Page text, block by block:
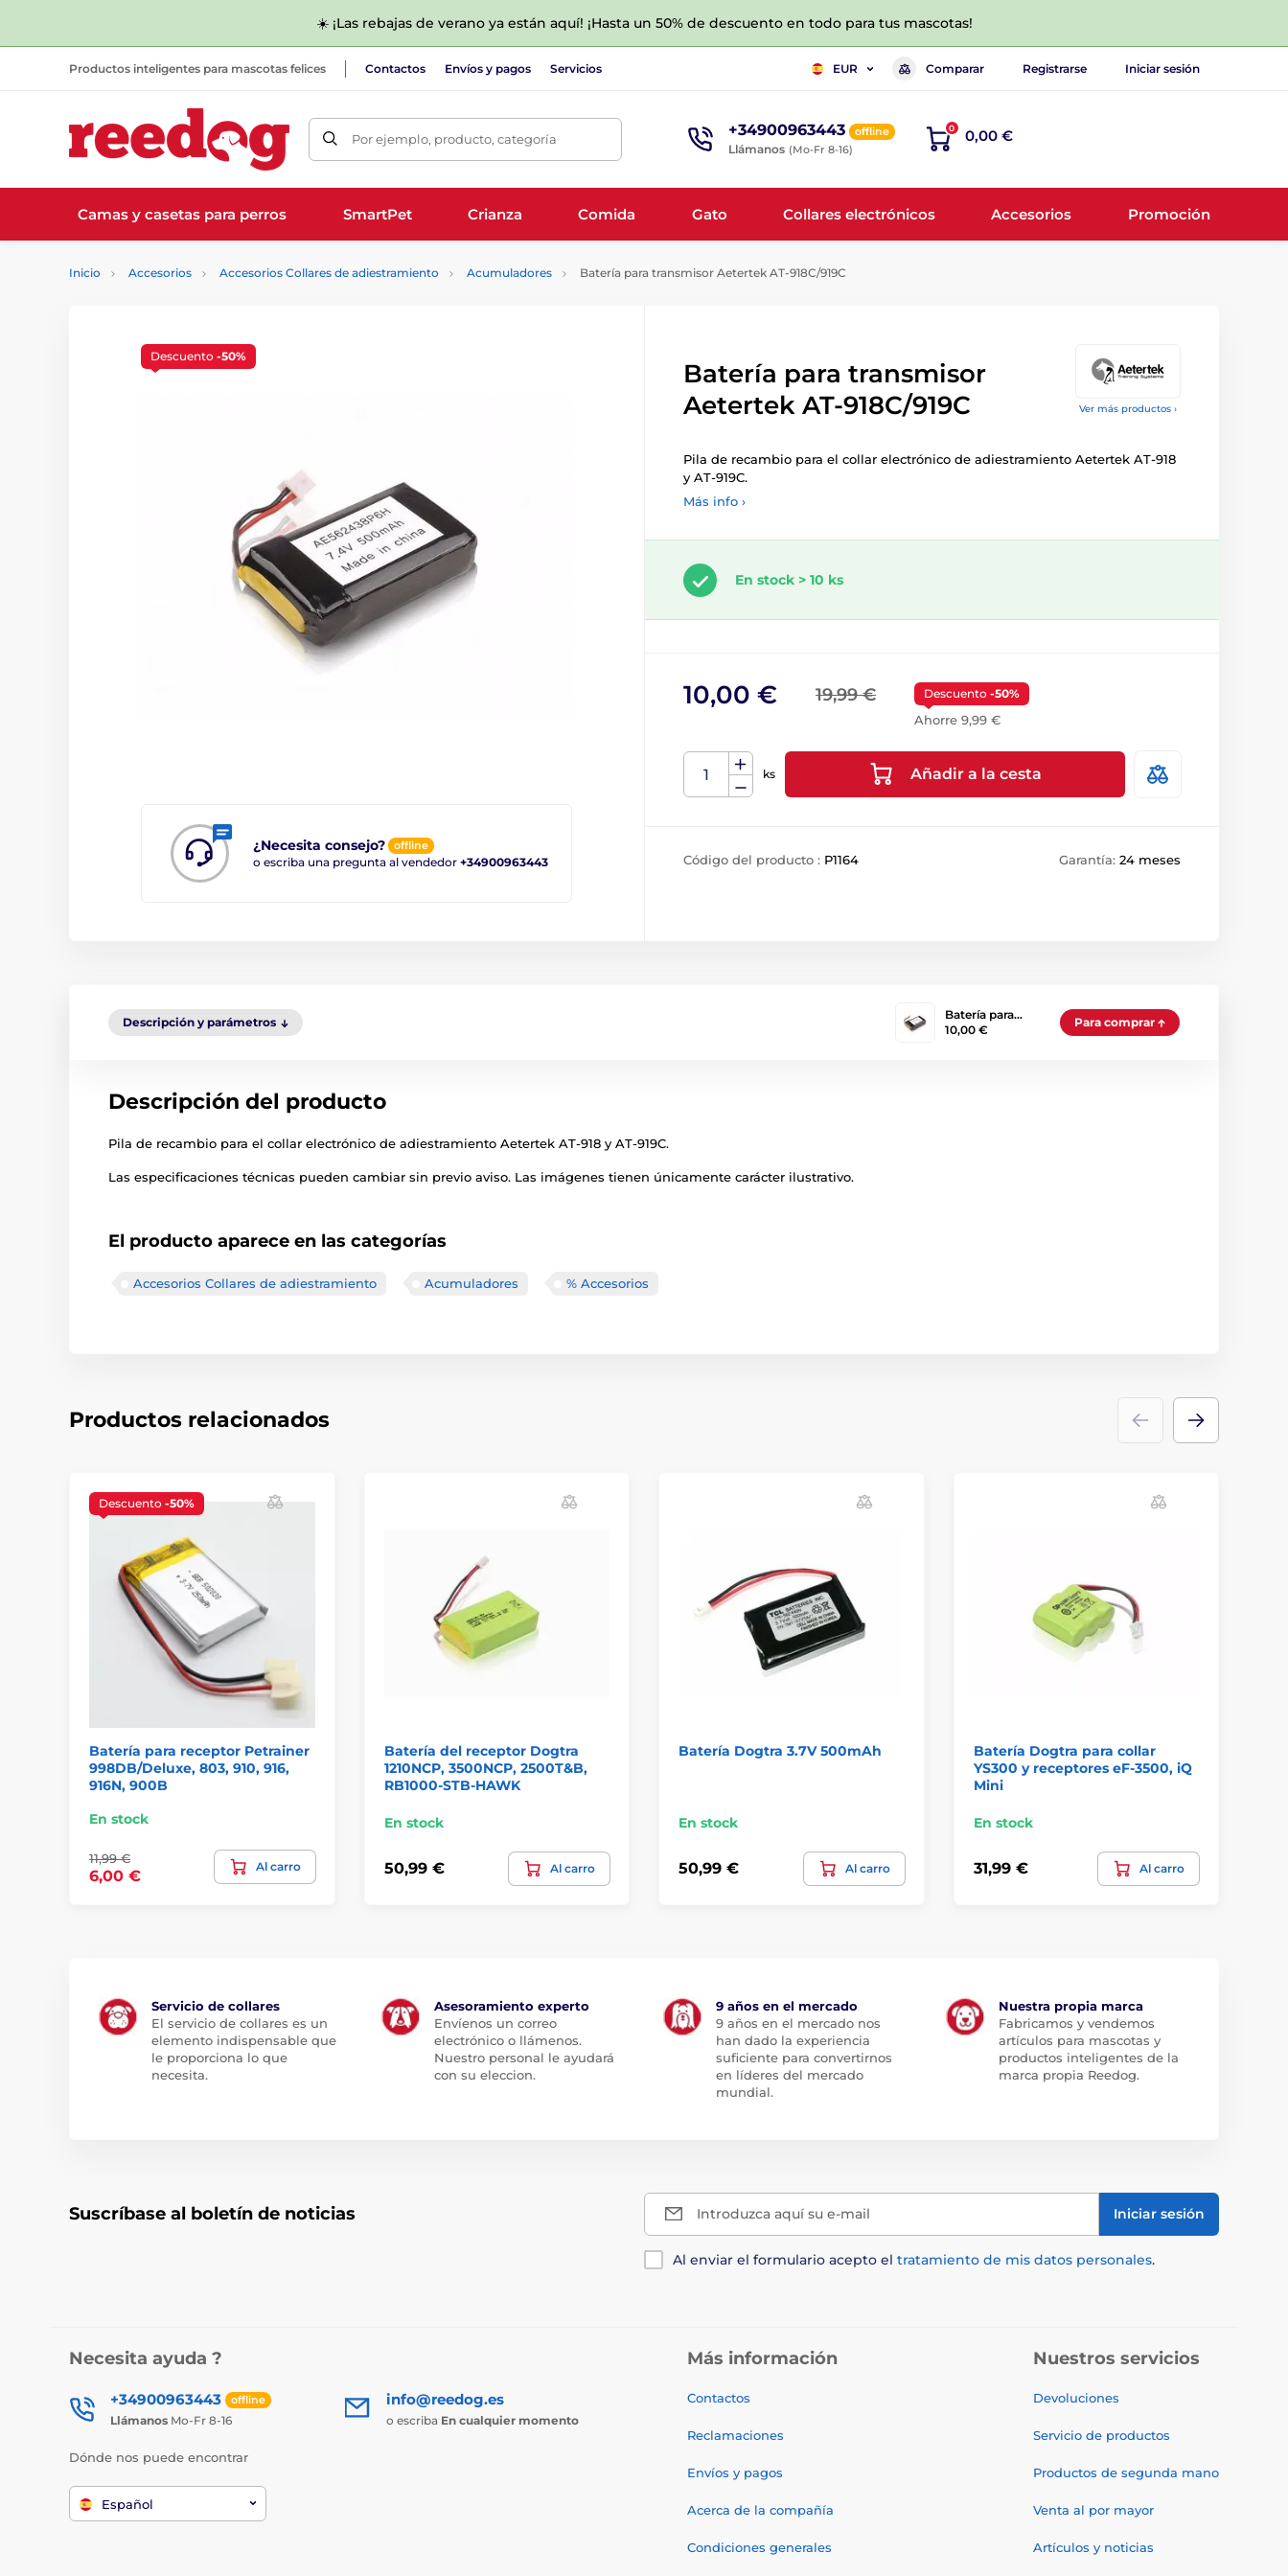
☀️ ¡Las rebajas de verano ya están aquí! ¡Hasta un 50% de descuento en todo para tus mascotas!
Productos inteligentes para mascotas felices Contactos Envíos y pagos Servicios EUR Comparar Registrarse Iniciar sesión
Por ejemplo, producto, categoría +34900963443 offline
Llámanos (Mo-Fr 8-16)
0 0,00 €
Camas y casetas para perros SmartPet Crianza Comida Gato Collares electrónicos Accesorios Promoción
Inicio Accesorios Accesorios Collares de adiestramiento Acumuladores Batería para transmisor Aetertek AT-918C/919C
Ver más productos ›
¿Necesita consejo? offline
o escriba una pregunta al vendedor +34900963443
Descuento -50%
Batería para transmisor
Aetertek AT-918C/919C
Pila de recambio para el collar electrónico de adiestramiento Aetertek AT-918
y AT-919C.
Más info ›
En stock > 10 ks
19,99 €
10,00 € Descuento -50%
Ahorre 9,99 €
ks Añadir a la cesta
Código del producto : P1164 Garantía: 24 meses
Descripción y parámetros
Batería para…
10,00 €
Para comprar
Descripción del producto
Pila de recambio para el collar electrónico de adiestramiento Aetertek AT-918 y AT-919C.
Las especificaciones técnicas pueden cambiar sin previo aviso. Las imágenes tienen únicamente carácter ilustrativo.
El producto aparece en las categorías
Accesorios Collares de adiestramiento Acumuladores % Accesorios
Productos relacionados
Descuento -50%
Batería para receptor Petrainer
998DB/Deluxe, 803, 910, 916,
916N, 900B
En stock
11,99 €
6,00 €
Al carro
Batería del receptor Dogtra
1210NCP, 3500NCP, 2500T&B,
RB1000-STB-HAWK
En stock
50,99 € Al carro
Batería Dogtra 3.7V 500mAh
En stock
50,99 € Al carro
Batería Dogtra para collar
YS300 y receptores eF-3500, iQ
Mini
En stock
31,99 € Al carro
Servicio de collares
El servicio de collares es un
elemento indispensable que
le proporciona lo que
necesita.
Asesoramiento experto
Envíenos un correo
electrónico o llámenos.
Nuestro personal le ayudará
con su eleccion.
9 años en el mercado
9 años en el mercado nos
han dado la experiencia
suficiente para convertirnos
en líderes del mercado
mundial.
Nuestra propia marca
Fabricamos y vendemos
artículos para mascotas y
productos inteligentes de la
marca propia Reedog.
Suscríbase al boletín de noticias Introduzca aquí su e-mail Iniciar sesión
Al enviar el formulario acepto el tratamiento de mis datos personales.
Necesita ayuda ?
+34900963443 offline
Llámanos Mo-Fr 8-16
info@reedog.es
o escriba En cualquier momento
Dónde nos puede encontrar
Español
Más información
Contactos
Reclamaciones
Envíos y pagos
Acerca de la compañía
Condiciones generales
Nuestros servicios
Devoluciones
Servicio de productos
Productos de segunda mano
Venta al por mayor
Artículos y noticias